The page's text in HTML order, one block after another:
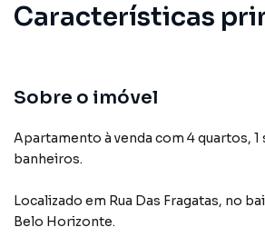
Características
Sobre o imóvel
Apartamento à venda com 4 quartos, 1
banheiros.
Localizado em Rua Das Fragatas, no
Belo Horizonte.